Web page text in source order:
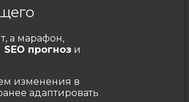
а марафон,
SEO прогноз и
изменения в
адаптировать